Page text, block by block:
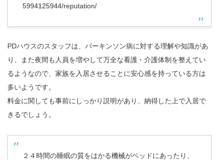
5994125944/reputation/
PDハウスのスタッフは、パーキンソン病に対する理解や知識があ
り、また夜間も人員を増やして万全な看護・介護体制を整えてい
るようなので、家族を入居させることに安心感を持っている方は
多いようです。
料金に関しても事前にしっかり説明があり、納得した上で入居で
きるでしょう。
２４時間の睡眠の質をはかる機械がベッドにあったり、